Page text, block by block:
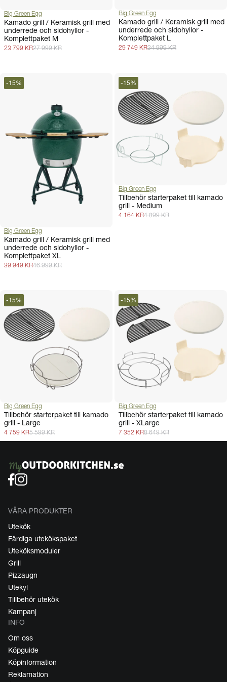
Big Green Egg
Kamado grill / Keramisk grill med
underrede och sidohyllor -
Komplettpaket M
27 999 KR
23 799 KR
Big Green Egg
Kamado grill / Keramisk grill med
underrede och sidohyllor -
Komplettpaket L
34 999 KR
29 749 KR
-15%
Big Green Egg
Kamado grill / Keramisk grill med
underrede och sidohyllor -
Komplettpaket XL
46 999 KR
39 949 KR
-15%
Big Green Egg
Tillbehör starterpaket till kamado
grill - Medium
4 899 KR
4 164 KR
-15%
Big Green Egg
Tillbehör starterpaket till kamado
grill - Large
5 599 KR
4 759 KR
-15%
Big Green Egg
Tillbehör starterpaket till kamado
grill - XLarge
8 649 KR
7 352 KR
VÅRA PRODUKTER
Utekök
Färdiga utekökspaket
Uteköksmoduler
Grill
Pizzaugn
Utekyl
Tillbehör utekök
Kampanj
INFO
Om oss
Köpguide
Köpinformation
Reklamation